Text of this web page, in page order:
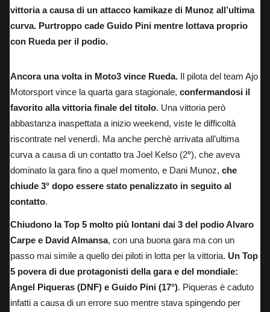
vittoria a causa di un attacco kamikaze di Munoz all’ultima
curva. Purtroppo cade Guido Pini mentre lottava proprio
con Rueda per il podio.
Ancora una volta in Moto3 vince Rueda. Il pilota del team Ajo
Motorsport vince la quarta gara stagionale, confermandosi il
favorito alla vittoria finale del titolo. Una vittoria però
abbastanza inaspettata a inizio weekend, viste le difficoltà
riscontrate nel venerdì. Ma anche perchè arrivata all’ultima
curva a causa di un contatto tra Joel Kelso (2°), che aveva
dominato la gara fino a quel momento, e Dani Munoz, che
chiude 3° dopo essere stato penalizzato in seguito al
contatto.
Chiudono la Top 5 molto più lontani dai 3 del podio Alvaro
Carpe e David Almansa, con una buona gara ma con un
passo mai simile a quello dei piloti in lotta per la vittoria. Un Top
5 povera di due protagonisti della gara e del mondiale:
Angel Piqueras (DNF) e Guido Pini (17°). Piqueras è caduto
infatti a causa di un errore suo mentre stava spingendo per